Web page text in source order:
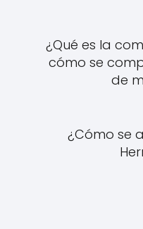
¿Qué es la
cómo se
de
¿Cómo se